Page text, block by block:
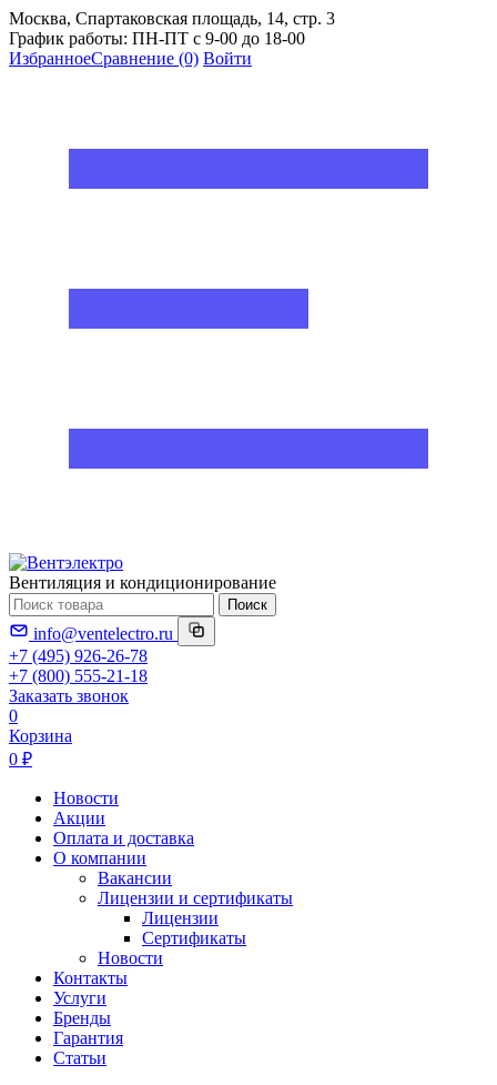
Москва, Спартаковская площадь, 14, стр. 3
График работы: ПН-ПТ с 9-00 до 18-00
ИзбранноеСравнение (0) Войти
Вентиляция и кондиционирование
Поиск
info@ventelectro.ru
+7 (495) 926-26-78
+7 (800) 555-21-18
Заказать звонок
0
Корзина
0 ₽
Новости
Акции
Оплата и доставка
О компании
Вакансии
Лицензии и сертификаты
Лицензии
Сертификаты
Новости
Контакты
Услуги
Бренды
Гарантия
Статьи